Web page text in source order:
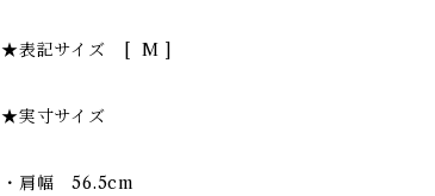
★表記サイズ [ M ]
★実寸サイズ
・肩幅 56.5cm